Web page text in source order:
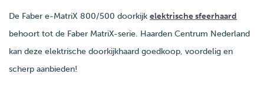
De Faber e-MatriX 800/500 doorkijk elektrische sfeerhaard
behoort tot de Faber MatriX-serie. Haarden Centrum Nederland
kan deze elektrische doorkijkhaard goedkoop, voordelig en
scherp aanbieden!